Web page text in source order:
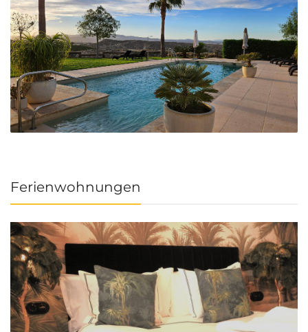
Ferienwohnungen